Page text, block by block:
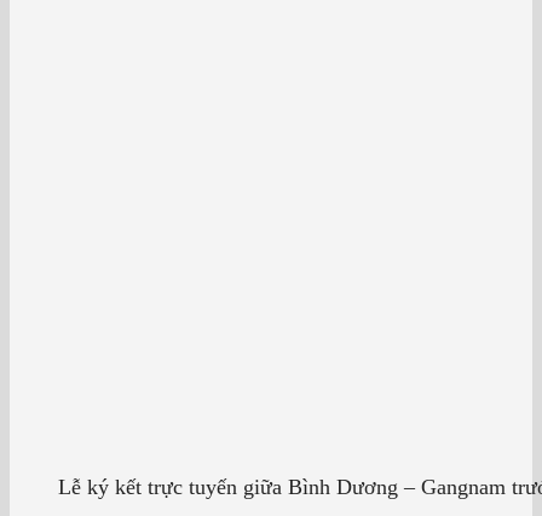
Lễ ký kết trực tuyến giữa Bình Dương – Gangnam